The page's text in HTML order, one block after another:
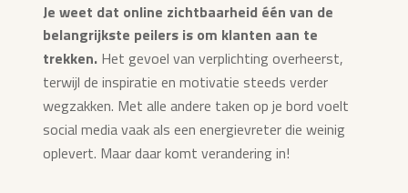
Je weet dat online zichtbaarheid één van de
belangrijkste peilers is om klanten aan te
trekken. Het gevoel van verplichting overheerst,
terwijl de inspiratie en motivatie steeds verder
wegzakken. Met alle andere taken op je bord voelt
social media vaak als een energievreter die weinig
oplevert. Maar daar komt verandering in!